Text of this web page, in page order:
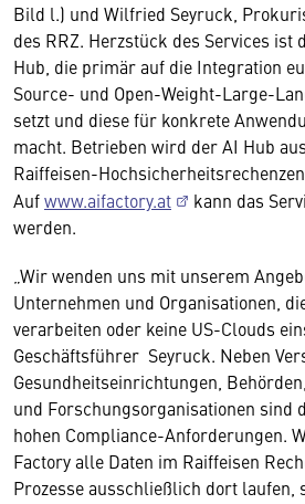
Bild l.) und Wilfried Seyruck,
des RRZ. Herzstück des Services ist
Hub, die primär auf die Integration
Source- und Open-Weight-Large-
setzt und diese für konkrete
macht. Betrieben wird der AI Hub
Raiffeisen-
Aufwww.aifactory.at
kann das
werden.
„Wir wenden uns mit unserem
Unternehmen und Organisationen,
verarbeiten oder keine US-Clouds
Geschäftsführer Seyruck. Neben
Gesundheitseinrichtungen,
und Forschungsorganisationen sind
hohen Compliance-Anforderungen.
Factory alle Daten im Raiffeisen
Prozesse ausschließlich dort laufen,